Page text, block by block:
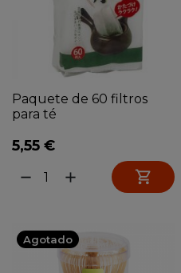
Paquete de 60 filtros
para té
5,55 €
remove add 
Agotado